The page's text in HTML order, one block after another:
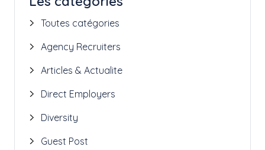
Toutes catégories
Agency Recruiters
Articles & Actualite
Direct Employers
Diversity
Guest Post